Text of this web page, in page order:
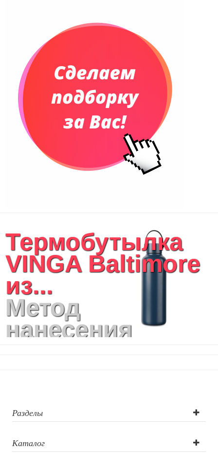
Термобутылка
VINGA Baltimore
из...
Метод
нанесения
тампопечать,
круговая УФ-
печать, круговая
Разделы
Каталог